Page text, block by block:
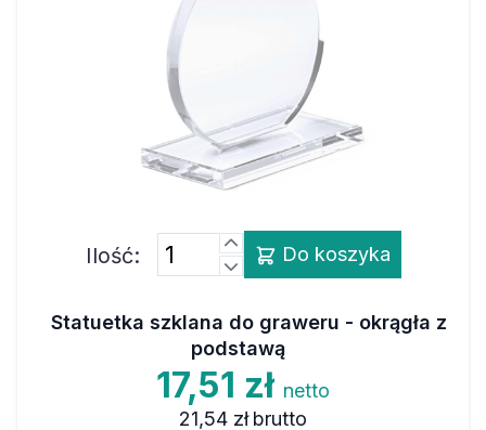
Ilość: Do koszyka
Statuetka szklana do graweru - okrągła z
podstawą
17,51 zł netto
21,54 zł brutto